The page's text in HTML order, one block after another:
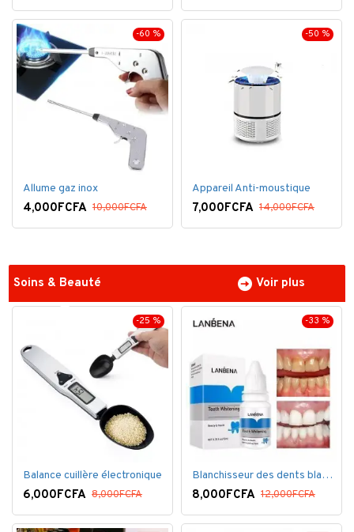
-60 %
Allume gaz inox
4,000FCFA 10,000FCFA
-50 %
Appareil Anti-moustique
7,000FCFA 14,000FCFA
Soins & Beauté Voir plus
-25 %
Balance cuillère électronique
6,000FCFA 8,000FCFA
-33 %
Blanchisseur des dents blanc éblouissant
8,000FCFA 12,000FCFA